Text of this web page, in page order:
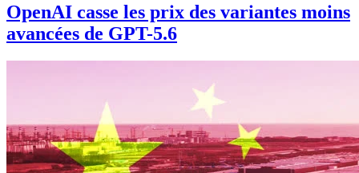
OpenAI casse les prix des variantes moins
avancées de GPT-5.6